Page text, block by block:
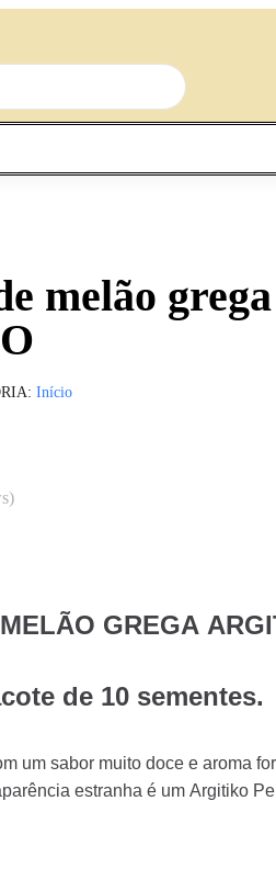
melão grega
Início
GREGA
de 10 sementes.
um sabor muito doce e aroma
estranha é um Argitiko